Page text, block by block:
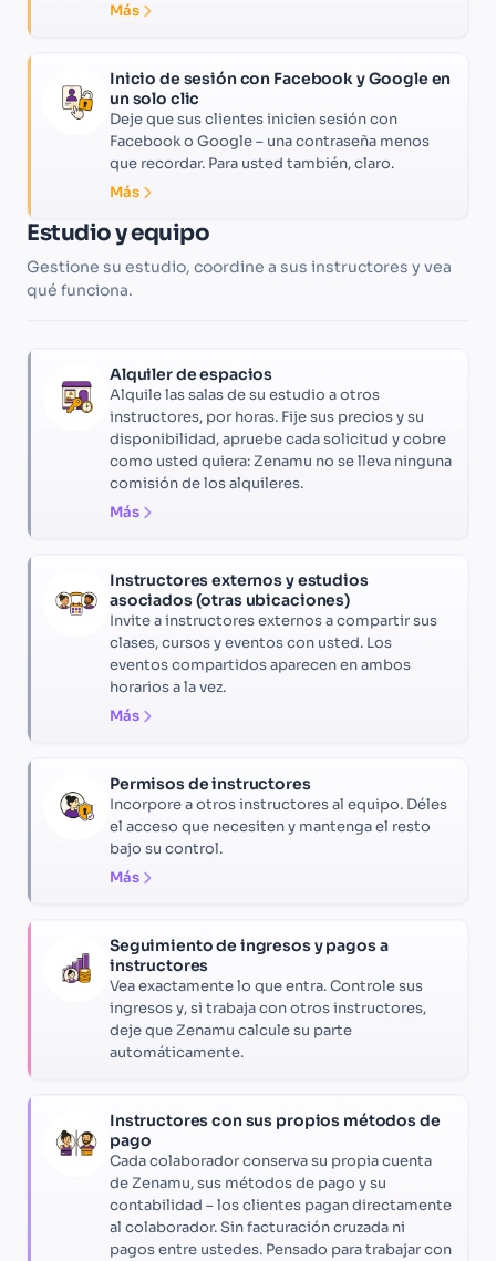
Más
Inicio de sesión con Facebook y Google en
un solo clic
Deje que sus clientes inicien sesión con
Facebook o Google – una contraseña menos
que recordar. Para usted también, claro.
Más
Estudio y equipo
Gestione su estudio, coordine a sus instructores y vea
qué funciona.
Alquiler de espacios
Alquile las salas de su estudio a otros
instructores, por horas. Fije sus precios y su
disponibilidad, apruebe cada solicitud y cobre
como usted quiera: Zenamu no se lleva ninguna
comisión de los alquileres.
Más
Instructores externos y estudios
asociados (otras ubicaciones)
Invite a instructores externos a compartir sus
clases, cursos y eventos con usted. Los
eventos compartidos aparecen en ambos
horarios a la vez.
Más
Permisos de instructores
Incorpore a otros instructores al equipo. Déles
el acceso que necesiten y mantenga el resto
bajo su control.
Más
Seguimiento de ingresos y pagos a
instructores
Vea exactamente lo que entra. Controle sus
ingresos y, si trabaja con otros instructores,
deje que Zenamu calcule su parte
automáticamente.
Instructores con sus propios métodos de
pago
Cada colaborador conserva su propia cuenta
de Zenamu, sus métodos de pago y su
contabilidad – los clientes pagan directamente
al colaborador. Sin facturación cruzada ni
pagos entre ustedes. Pensado para trabajar con